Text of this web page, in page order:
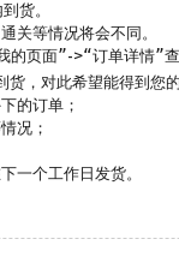
货。
关等情况将会不同。
页面”->“订单详情”查
，对此希望能得到您的
的订单；
况；
一个工作日发货。